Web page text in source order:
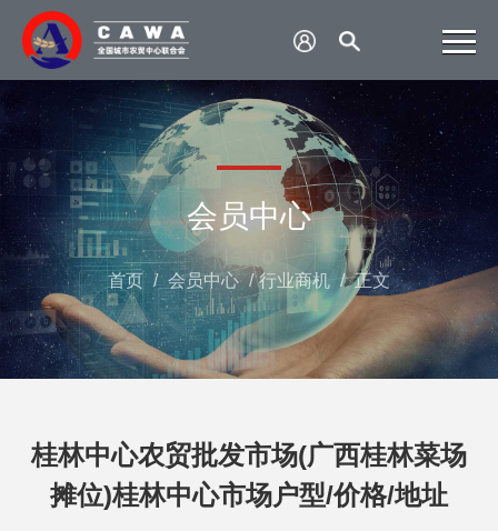
会员中心
首页 / 会员中心 / 行业商机 / 正文
桂林中心农贸批发市场(广西桂林菜场
摊位)桂林中心市场户型/价格/地址